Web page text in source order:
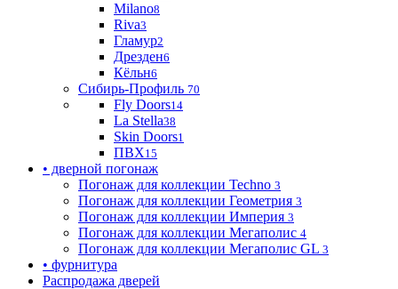
Milano8
Riva3
Гламур2
Дрезден6
Кёльн6
Сибирь-Профиль 70
Fly Doors14
La Stella38
Skin Doors1
ПВХ15
• дверной погонаж
Погонаж для коллекции Techno 3
Погонаж для коллекции Геометрия 3
Погонаж для коллекции Империя 3
Погонаж для коллекции Мегаполис 4
Погонаж для коллекции Мегаполис GL 3
• фурнитура
Распродажа дверей